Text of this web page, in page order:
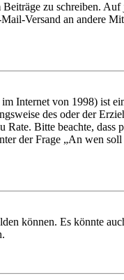
zu schreiben. Auf
Versand an andere
Internet von 1998) ist
des oder der
Bitte beachte,
der Frage „An wen
können. Es könnte